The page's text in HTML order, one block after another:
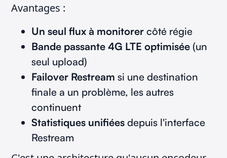
Avantages :
Un seul flux à monitorer côté régie
Bande passante 4G LTE optimisée (un
seul upload)
Failover Restream si une destination
finale a un problème, les autres
continuent
Statistiques unifiées depuis l'interface
Restream